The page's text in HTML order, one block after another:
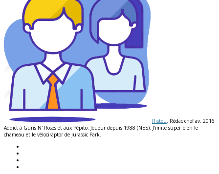
Ristou, Rédac chef av. 2016
Addict à Guns N' Roses et aux Pépito. Joueur depuis 1988 (NES). J'imite super bien le
chameau et le vélociraptor de Jurassic Park.